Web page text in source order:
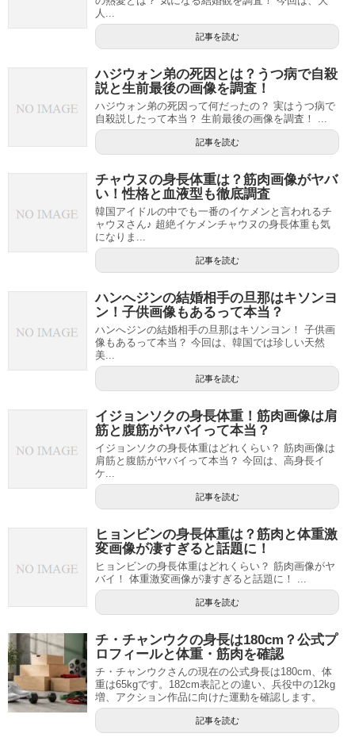
人...
記事を読む
ハジウォン弟の死因とは？うつ病で自殺
説と生前最後の画像を調査！
ハジウォン弟の死因って何だったの？ 実はうつ病で
自殺説したって本当？ 生前最後の画像を調査！ ...
記事を読む
チャウヌの身長体重は？筋肉画像がヤバ
い！性格と血液型も徹底調査
韓国アイドルの中でも一番のイケメンと言われるチ
ャウヌさん♪ 超絶イケメンチャウヌの身長体重も気
になりま...
記事を読む
ハンへジンの結婚相手の旦那はキソンヨ
ン！子供画像もあるって本当？
ハンへジンの結婚相手の旦那はキソンヨン！ 子供画
像もあるって本当？ 今回は、韓国では珍しい天然
美...
記事を読む
イジョンソクの身長体重！筋肉画像は肩
筋と腹筋がヤバイって本当？
イジョンソクの身長体重はどれくらい？ 筋肉画像は
肩筋と腹筋がヤバイって本当？ 今回は、高身長イ
ケ...
記事を読む
ヒョンビンの身長体重は？筋肉と体重激
変画像が凄すぎると話題に！
ヒョンビンの身長体重はどれくらい？ 筋肉画像がヤ
バイ！ 体重激変画像が凄すぎると話題に！ ...
記事を読む
チ・チャンウクの身長は180cm？公式プ
ロフィールと体重・筋肉を確認
チ・チャンウクさんの現在の公式身長は180cm、体
重は65kgです。182cm表記との違い、兵役中の12kg
増、アクション作品に向けた運動を確認します。
記事を読む